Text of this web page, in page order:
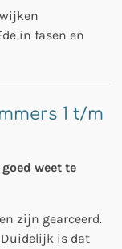
in fasen en
1 t/m
weet te
zijn gearceerd.
Duidelijk is dat